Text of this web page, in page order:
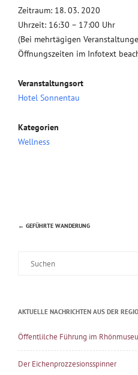
Zeitraum: 18. 03. 2020
Uhrzeit: 16:30 – 17:00 Uhr
(Bei mehrtägigen
Öffnungszeiten im Infotext
Veranstaltungsort
Hotel Sonnentau
Kategorien
Wellness
Beitragsnavigation
← GEFÜHRTE WANDERUNG
AKTUELLE NACHRICHTEN AUS DER
Öffentlilche Führung im
Der Eichenprozzesionsspinner